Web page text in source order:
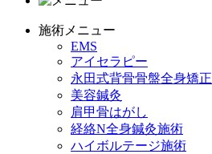
施術メニュー
EMS
アイセラピー
永田式背骨骨盤全身矯正
美容鍼灸
肩甲骨はがし
経絡N全身鍼灸施術
ハイボルテージ施術